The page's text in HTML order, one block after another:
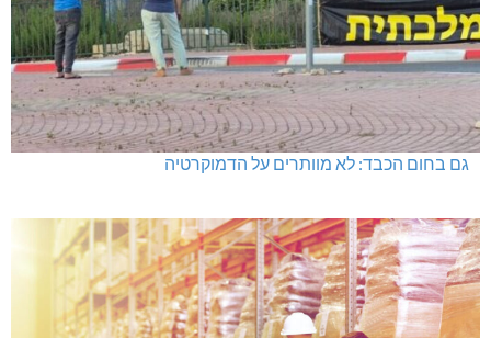
גם בחום הכבד: לא מוותרים על הדמוקרטיה